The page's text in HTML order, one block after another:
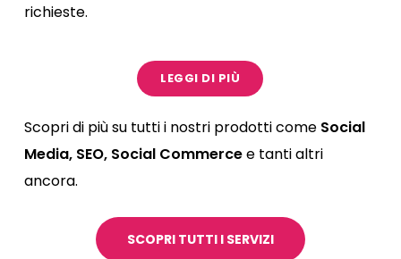
richieste.
Molte imprese hanno già una presenza online, ma
spesso limitata a siti vetrina poco aggiornati o
contatti. Chi cerca un fornitore o un servizio oggi
confronta rapidamente più alternative sui
chiarezza dell’offerta e decide in tempi molto più
rapidi rispetto al passato.
LEGGI DI PIÙ
Scopri di più su tutti i nostri prodotti come Social
Media, SEO, Social Commercee tanti altri
ancora.
SCOPRI TUTTI I SERVIZI